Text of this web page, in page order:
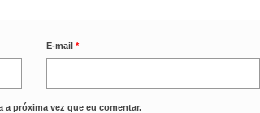
E-mail*
a próxima vez que eu comentar.